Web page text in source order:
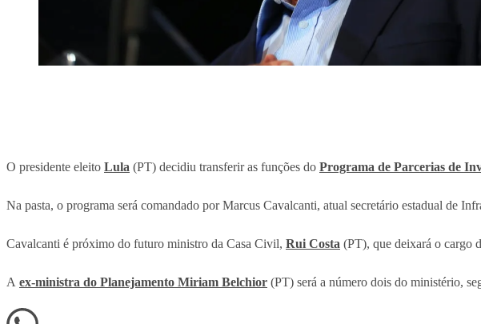
O presidente eleito Lula (PT) decidiu transferir as funções do Programa de Parcerias de
Na pasta, o programa será comandado por Marcus Cavalcanti, atual secretário estadual de
Cavalcanti é próximo do futuro ministro da Casa Civil, Rui Costa (PT), que deixará o cargo
A ex-ministra do Planejamento Miriam Belchior (PT) será a número dois do ministério,